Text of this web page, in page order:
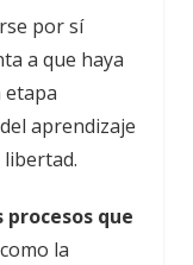
por sí
a que haya
aprendizaje
que
la